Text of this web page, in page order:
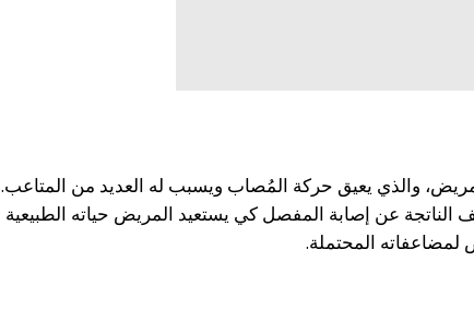
والذي يعيق حركة المُصاب ويسبب له العديد من المتاعب.
الناتجة عن إصابة المفصل كي يستعيد المريض حياته الطبيعية
لمضاعفاته المحتملة.